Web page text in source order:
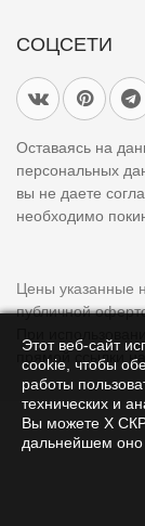
СОЦСЕТИ
Оставаясь на
персональных
вы не даете
необходимо
Цены указанные
публичной
прямой ссылки
Этот веб-сайт
cookie, чтобы
работы
технических и
Вы можете Х
дальнейшем оно